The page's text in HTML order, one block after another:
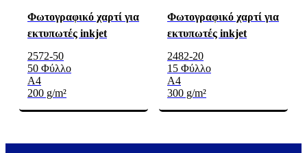
Φωτογραφικό χαρτί για
εκτυπωτές inkjet
2572-50
50 Φύλλο
A4
200 g/m²
Φωτογραφικό χαρτί για
εκτυπωτές inkjet
2482-20
15 Φύλλο
A4
300 g/m²